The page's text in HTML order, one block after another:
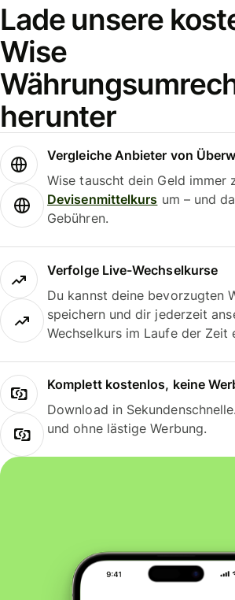
Lade unsere
Wise
herunter
Vergleiche Anbieter von
Wise tauscht dein Geld immer
Devisenmittelkurs um – und
Gebühren.
Verfolge Live-Wechselkurse
Du kannst deine bevorzugten
speichern und dir jederzeit
Wechselkurs im Laufe der Zeit
Komplett kostenlos, keine
Download in
und ohne lästige Werbung.